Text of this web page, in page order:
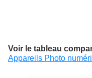
Voir le tableau
Appareils Photo